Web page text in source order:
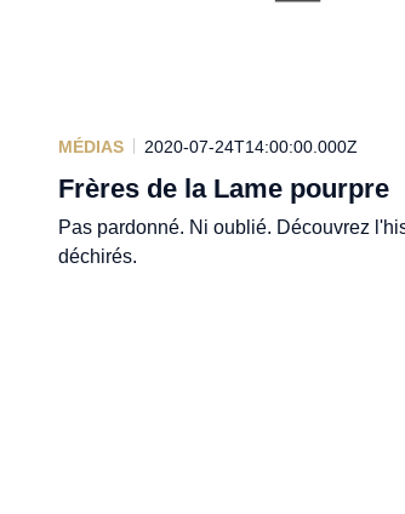
MÉDIAS 2020-07-24T14:00:00.000Z
Frères de la Lame pourpre
Pas pardonné. Ni oublié. Découvrez
déchirés.